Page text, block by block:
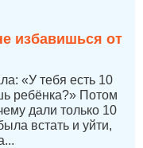
избавишься от
«У тебя есть 10
ребёнка?» Потом
дали только 10
встать и уйти,